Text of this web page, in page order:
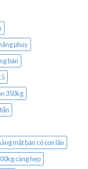
phuy
bàn
350kg
mặt bàn có con lăn
càng hẹp